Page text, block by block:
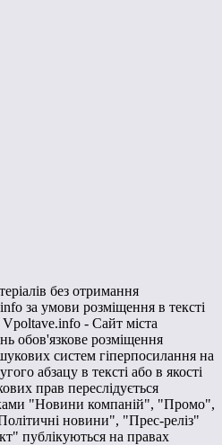
без отримання
за умови розміщення в тексті
- Сайт міста
обов'язкове розміщення
систем гіперпосилання на
абзацу в тексті або в якості
прав переслідується
"Новини компаній", "Промо",
новини", "Прес-реліз"
публікуються на правах